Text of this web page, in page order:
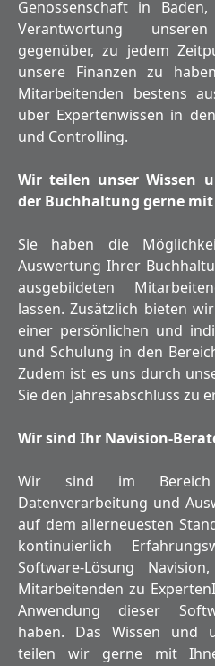
Genossenschaft in
Verantwortung
gegenüber, zu jedem
unsere Finanzen zu
Mitarbeitenden bestens
über Expertenwissen in
und Controlling.
Wir teilen unser Wissen
der Buchhaltung gerne
Sie haben die
Auswertung Ihrer
ausgebildeten
lassen. Zusätzlich bieten
einer persönlichen und
und Schulung in den
Zudem ist es uns durch
Sie den Jahresabschluss zu
Wir sind Ihr Navision-
Wir sind im Bereich
Datenverarbeitung und
auf dem allerneuesten
kontinuierlich
Software-Lösung
Mitarbeitenden zu
Anwendung dieser
haben. Das Wissen und
teilen wir gerne mit